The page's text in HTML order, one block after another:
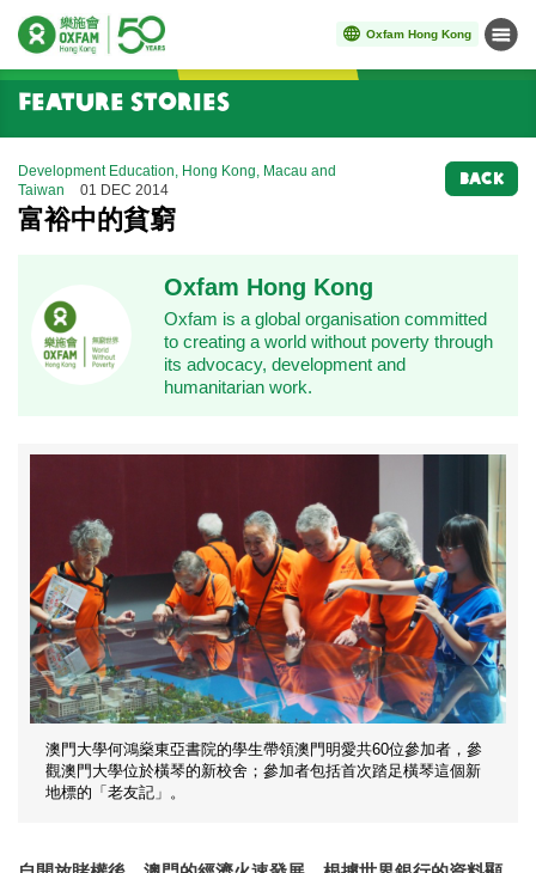
Oxfam Hong Kong Menu
Start main content
Feature Stories
Development Education, Hong Kong, Macau and
Taiwan
01 DEC 2014
富裕中的貧窮
BACK
Oxfam Hong Kong
Oxfam is a global organisation committed
to creating a world without poverty through
its advocacy, development and
humanitarian work.
澳門大學何鴻燊東亞書院的學生帶領澳門明愛共60位參加者，參
觀澳門大學位於橫琴的新校舍；參加者包括首次踏足橫琴這個新
地標的「老友記」。